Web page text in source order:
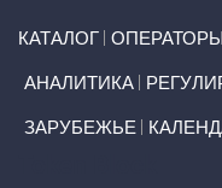
КАТАЛОГ ОПЕРАТОРЫ
АНАЛИТИКА
ЗАРУБЕЖЬЕ